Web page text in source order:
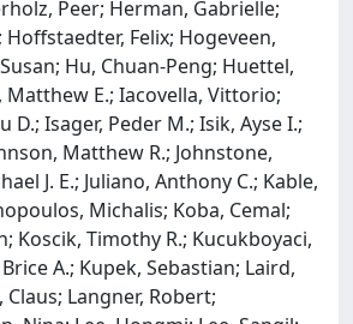
Peer; Herman, Gabrielle;
Felix; Hogeveen,
Hu, Chuan-Peng; Huettel,
Matthew E.; Iacovella, Vittorio;
D.; Isager, Peder M.; Isik, Ayse I.;
Matthew R.; Johnstone,
J. E.; Juliano, Anthony C.; Kable,
Michalis; Koba, Cemal;
Koscik, Timothy R.; Kucukboyaci,
A.; Kupek, Sebastian; Laird,
Claus; Langner, Robert;